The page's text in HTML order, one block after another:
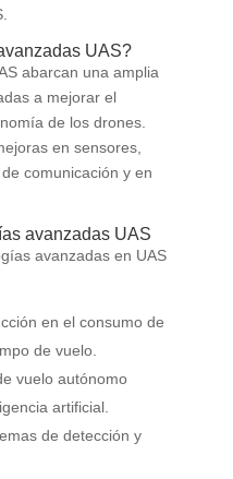
UAS?
abarcan una amplia
a mejorar el
de los drones.
en sensores,
comunicación y en
avanzadas UAS
avanzadas en UAS
en el consumo de
de vuelo.
vuelo autónomo
artificial.
de detección y